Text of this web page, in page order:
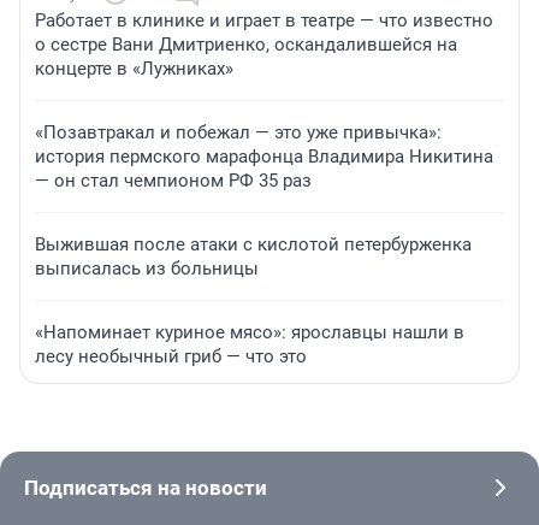
Работает в клинике и играет в театре — что известно
о сестре Вани Дмитриенко, оскандалившейся на
концерте в «Лужниках»
«Позавтракал и побежал — это уже привычка»:
история пермского марафонца Владимира Никитина
— он стал чемпионом РФ 35 раз
Выжившая после атаки с кислотой петербурженка
выписалась из больницы
«Напоминает куриное мясо»: ярославцы нашли в
лесу необычный гриб — что это
Подписаться на новости